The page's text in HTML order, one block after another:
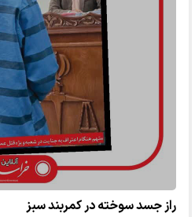
راز جسد سوخته در کمربند سبز